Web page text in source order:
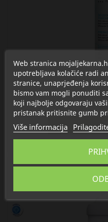
Uriage
Web stranica
upotrebljava kolačiće radi
stranice, unaprjeđenja
bismo vam mogli ponuditi
koji najbolje odgovaraju
pristanak pritisnite gumb
Više informacija